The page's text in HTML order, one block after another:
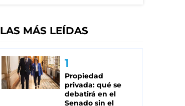
LAS MÁS LEÍDAS
Propiedad
privada: qué se
debatirá en el
Senado sin el